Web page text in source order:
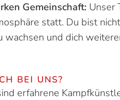
Gemeinschaft: Unser
statt. Du bist
wachsen und dich
BEI UNS?
erfahrene